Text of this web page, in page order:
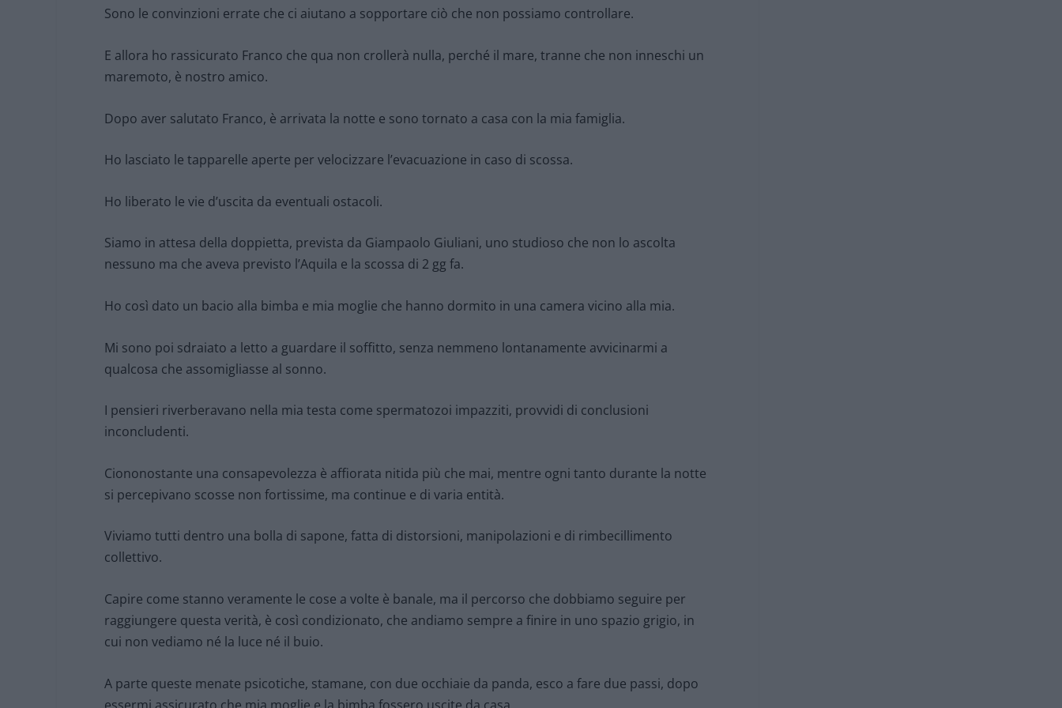
Sono le convinzioni errate che ci aiutano a sopportare ciò che non possiamo controllare.
E allora ho rassicurato Franco che qua non crollerà nulla, perché il mare, tranne che non inneschi un
maremoto, è nostro amico.
Dopo aver salutato Franco, è arrivata la notte e sono tornato a casa con la mia famiglia.
Ho lasciato le tapparelle aperte per velocizzare l’evacuazione in caso di scossa.
Ho liberato le vie d’uscita da eventuali ostacoli.
Siamo in attesa della doppietta, prevista da Giampaolo Giuliani, uno studioso che non lo ascolta
nessuno ma che aveva previsto l’Aquila e la scossa di 2 gg fa.
Ho così dato un bacio alla bimba e mia moglie che hanno dormito in una camera vicino alla mia.
Mi sono poi sdraiato a letto a guardare il soffitto, senza nemmeno lontanamente avvicinarmi a
qualcosa che assomigliasse al sonno.
I pensieri riverberavano nella mia testa come spermatozoi impazziti, provvidi di conclusioni
inconcludenti.
Ciononostante una consapevolezza è affiorata nitida più che mai, mentre ogni tanto durante la notte
si percepivano scosse non fortissime, ma continue e di varia entità.
Viviamo tutti dentro una bolla di sapone, fatta di distorsioni, manipolazioni e di rimbecillimento
collettivo.
Capire come stanno veramente le cose a volte è banale, ma il percorso che dobbiamo seguire per
raggiungere questa verità, è così condizionato, che andiamo sempre a finire in uno spazio grigio, in
cui non vediamo né la luce né il buio.
A parte queste menate psicotiche, stamane, con due occhiaie da panda, esco a fare due passi, dopo
essermi assicurato che mia moglie e la bimba fossero uscite da casa.